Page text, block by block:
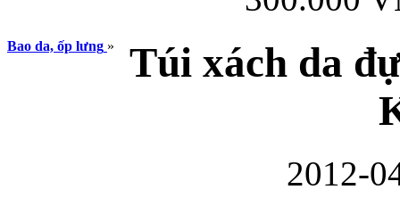
Bao da Samsung
Bao da, ốp lưng »
Túi xách da
2012-